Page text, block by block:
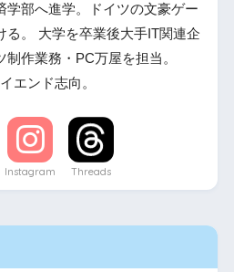
学部へ進学。ドイツの文豪ゲー
る。 大学を卒業後大手IT関連企
作業務・PC万屋を担当。
エンド志向。
Instagram Threads